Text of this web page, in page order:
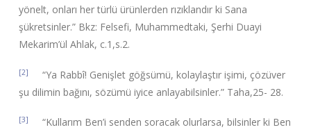
yönelt, onları her türlü ürünlerden rızıklandır ki Sana
şükretsinler.” Bkz: Felsefi, Muhammedtaki, Şerhi Duayi
Mekarim’ül Ahlak, c.1,s.2.
[2]
“Ya Rabbî! Genişlet göğsümü, kolaylaştır işimi, çözüver
şu dilimin bağını, sözümü iyice anlayabilsinler.” Taha,25- 28.
[3]
“Kullarım Ben’i senden soracak olurlarsa, bilsinler ki Ben